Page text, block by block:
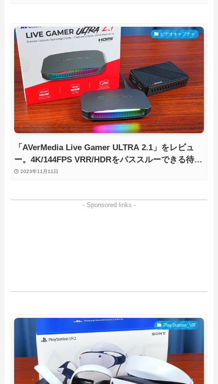
ビデオキャプチャ
「AVerMedia Live Gamer ULTRA 2.1」をレビュ
ー。4K/144FPS VRR/HDRをパススルーできる待望
のビデオキャプチャ！
2023年11月11日
- Sponsored links -
PlayStation_VR